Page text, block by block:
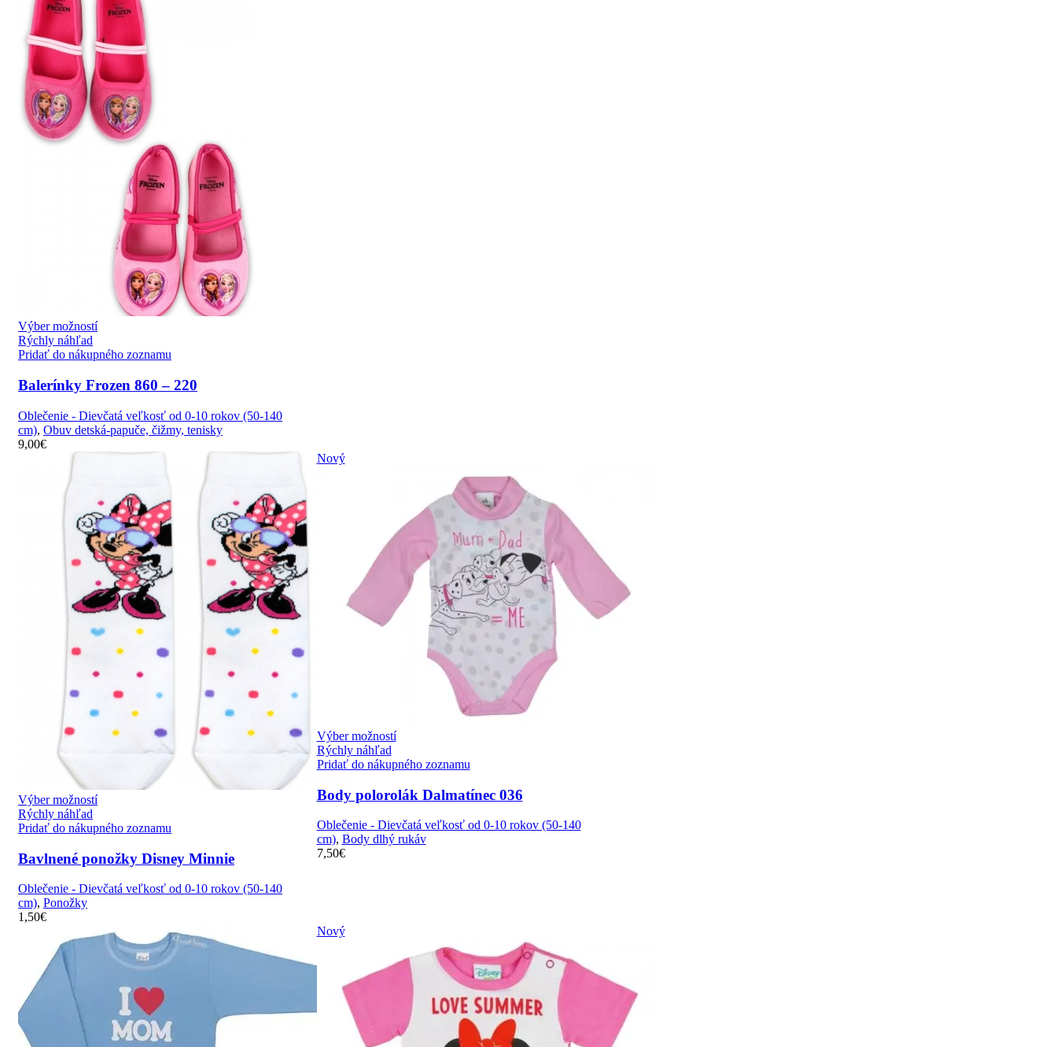
Výber možností
Rýchly náhľad
Pridať do nákupného zoznamu
Balerínky Frozen 860 – 220
Oblečenie - Dievčatá veľkosť od 0-10 rokov (50-140
cm), Obuv detská-papuče, čižmy, tenisky
9,00€
Výber možností
Rýchly náhľad
Pridať do nákupného zoznamu
Bavlnené ponožky Disney Minnie
Oblečenie - Dievčatá veľkosť od 0-10 rokov (50-140
cm), Ponožky
1,50€
Nový
Výber možností
Rýchly náhľad
Pridať do nákupného zoznamu
Body polorolák Dalmatínec 036
Oblečenie - Dievčatá veľkosť od 0-10 rokov (50-140
cm), Body dlhý rukáv
7,50€
Nový